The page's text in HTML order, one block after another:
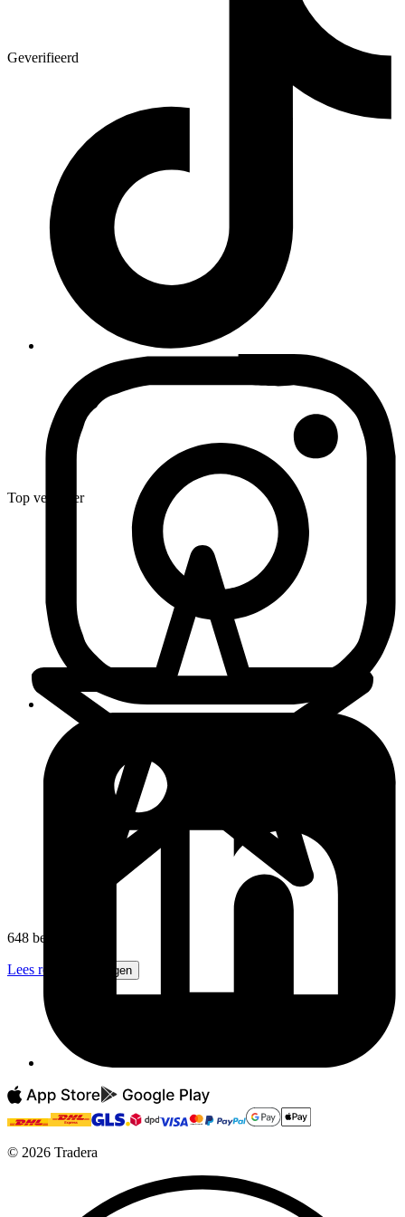
Geverifieerd
Top verkoper
648 beoordelingen
Lees recensies Volgen
© 2026 Tradera